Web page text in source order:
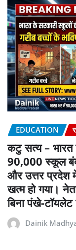
EDUCATION
कटु सत्य – भारत
90,000 स्कूल
और उत्तर प्रदेश
खत्म हो गया।
बिना पंखे-
Dainik